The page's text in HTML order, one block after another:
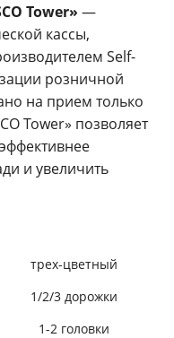
Tower» —
кассы,
Self-
розничной
на прием только
Tower» позволяет
и увеличить
трех-цветный
1/2/3 дорожки
1-2 головки